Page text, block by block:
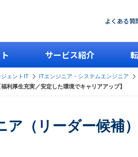
よくある質
サービス紹介
ェントIT ITエンジニア・システムエンジニア
利厚生充実／安定した環境でキャリアアップ】
ア（リーダー候補